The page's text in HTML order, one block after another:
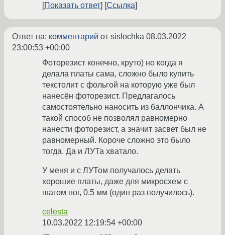
Показать ответ Ссылка
Ответ на: комментарий от sislochka 08.03.2022
23:00:53 +00:00
Фоторезист конечно, круто) но когда я
делала платы сама, сложно было купить
текстолит с фольгой на которую уже был
нанесён фоторезист. Предлагалось
самостоятельно наносить из баллончика. А
такой способ не позволял равномерно
нанести фоторезист, а значит засвет был не
равномерный. Короче сложно это было
тогда. Да и ЛУТа хватало.
У меня и с ЛУТом получалось делать
хорошие платы, даже для микросхем с
шагом ног, 0.5 мм (один раз получилось).
celesta
10.03.2022 12:19:54 +00:00